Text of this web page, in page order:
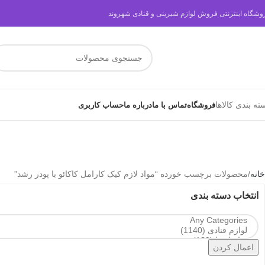
اینترنتی فروش لوازم شیرینی و قنادی شهروند
بندی کالاهافروشگاهتماس با مادرباره ماحساب کاربری
خانه محصولات برچسب خورده “مواد لازم کیک کارامل کاکائو با پودر رشد”
انتخاب دسته بندی
اعمال کردن